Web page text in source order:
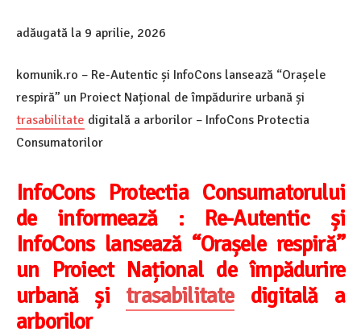
adăugată la 9 aprilie, 2026
komunik.ro – Re-Autentic și InfoCons lansează “Orașele
respiră” un Proiect Național de împădurire urbană și
trasabilitate digitală a arborilor – InfoCons Protectia
Consumatorilor
InfoCons Protectia Consumatorului
de informează : Re-Autentic și
InfoCons lansează “Orașele respiră”
un Proiect Național de împădurire
urbană și trasabilitatedigitală a
arborilor